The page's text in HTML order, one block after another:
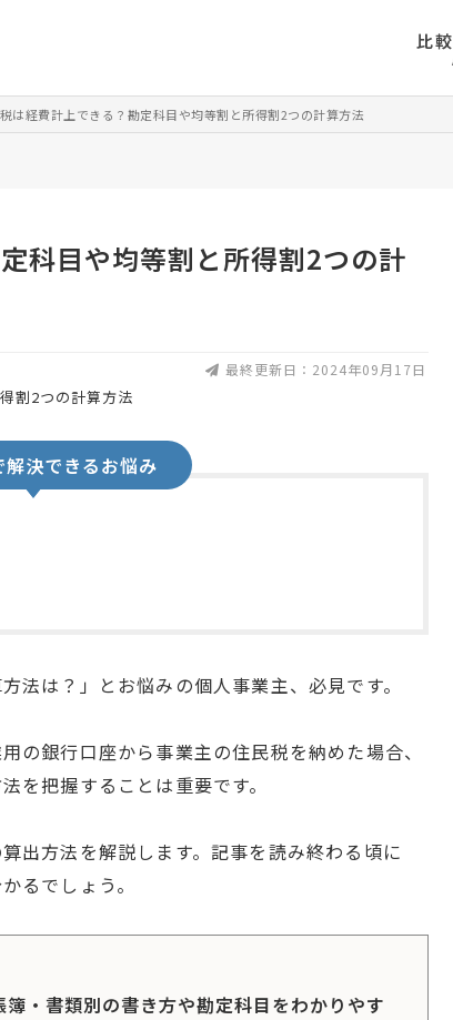
比
は経費計上できる？勘定科目や均等割と所得割2つの計算方法
科目や均等割と所得割2つの計
最終更新日：2024年09月17日
解決できるお悩み
法は？」とお悩みの個人事業主、必見です。
の銀行口座から事業主の住民税を納めた場合、
を把握することは重要です。
出方法を解説します。記事を読み終わる頃に
るでしょう。
・書類別の書き方や勘定科目をわかりやす